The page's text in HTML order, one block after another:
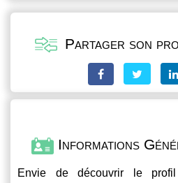
Partager son
Informations
Envie de découvrir le